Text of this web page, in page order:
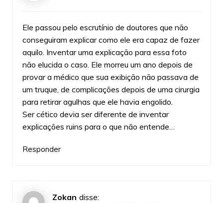
Ele passou pelo escrutínio de doutores que não
conseguiram explicar como ele era capaz de fazer
aquilo. Inventar uma explicação para essa foto
não elucida o caso. Ele morreu um ano depois de
provar a médico que sua exibição não passava de
um truque, de complicações depois de uma cirurgia
para retirar agulhas que ele havia engolido.
Ser cético devia ser diferente de inventar
explicações ruins para o que não entende…
Responder
Zokan disse: